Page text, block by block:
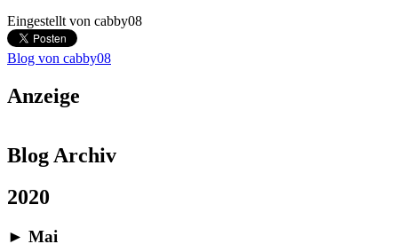
Eingestellt von cabby08
Blog von cabby08
Anzeige
Blog Archiv
2020
► Mai